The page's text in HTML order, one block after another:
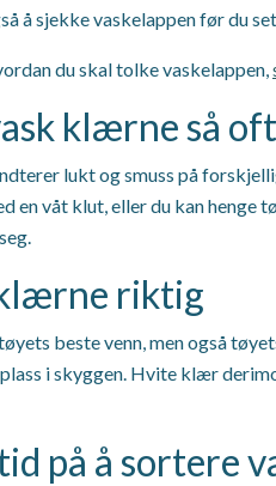
å sjekke vaskelappen før du
du skal tolke vaskelappen,
klærne så
lukt og smuss på
en våt klut, eller du kan
riktig
beste venn, men også
plass i skyggen. Hvite klær
på å sortere